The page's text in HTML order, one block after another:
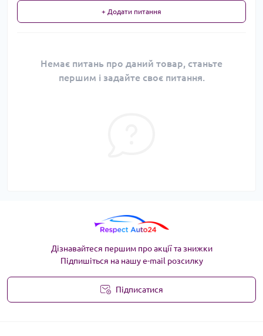
+ Додати питання
Немає питань про даний товар, станьте
першим і задайте своє питання.
Дізнавайтеся першим про акції та знижки
Підпишіться на нашу e-mail розсилку
Підписатися